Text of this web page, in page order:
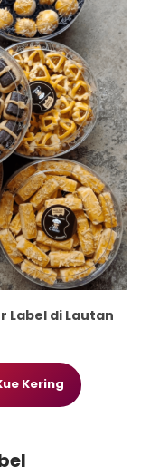
Label di Lautan
Kering